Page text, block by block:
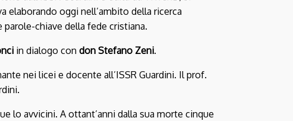
elaborando oggi nell’ambito della ricerca
chiave della fede cristiana.
in dialogo con don Stefano Zeni.
nei licei e docente all’ISSR Guardini. Il prof.
lo avvicini. A ottant’anni dalla sua morte cinque